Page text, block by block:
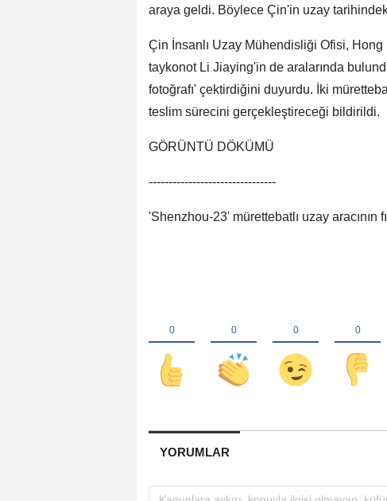
araya geldi. Böylece Çin'in uzay
Çin İnsanlı Uzay Mühendisliği Ofisi,
taykonot Li Jiaying'in de aralarında
fotoğrafı' çektirdiğini duyurdu. İki
teslim sürecini gerçekleştireceği bildirildi.
GÖRÜNTÜ DÖKÜMÜ
--------------------------------
'Shenzhou-23' mürettebatlı uzay aracının
YORUMLAR